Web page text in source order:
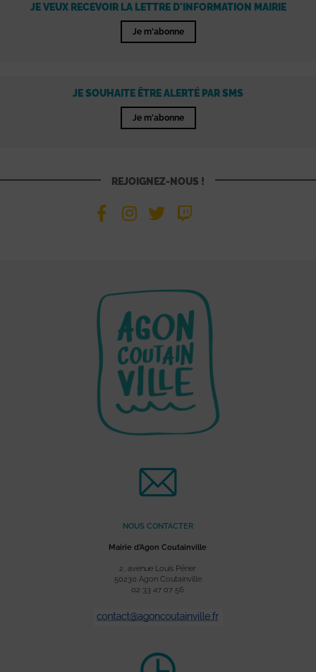
JE VEUX RECEVOIR LA LETTRE D'INFORMATION MAIRIE
Je m'abonne
JE SOUHAITE ÊTRE ALERTÉ PAR SMS
Je m'abonne
REJOIGNEZ-NOUS !
NOUS CONTACTER
Mairie d’Agon Coutainville
2, avenue Louis Périer
50230 Agon Coutainville
02 33 47 07 56